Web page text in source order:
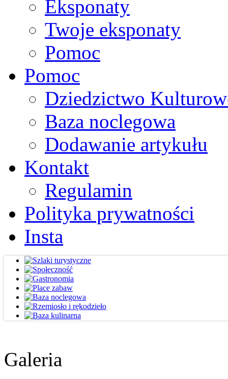
Eksponaty
Twoje eksponaty
Pomoc
Pomoc
Dziedzictwo
Baza noclegowa
Dodawanie artykułu
Kontakt
Regulamin
Polityka prywatności
Insta
Galeria